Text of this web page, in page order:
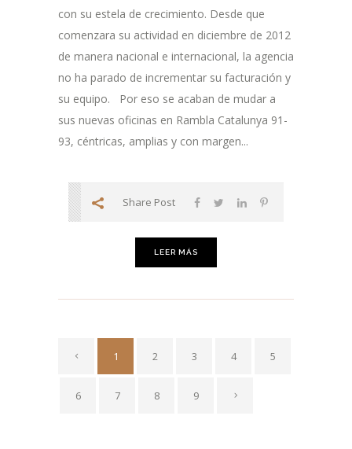
con su estela de crecimiento. Desde que
comenzara su actividad en diciembre de 2012
de manera nacional e internacional, la agencia
no ha parado de incrementar su facturación y
su equipo. Por eso se acaban de mudar a
sus nuevas oficinas en Rambla Catalunya 91-
93, céntricas, amplias y con margen...
Share Post
LEER MÁS
1 2 3 4 5
6 7 8 9